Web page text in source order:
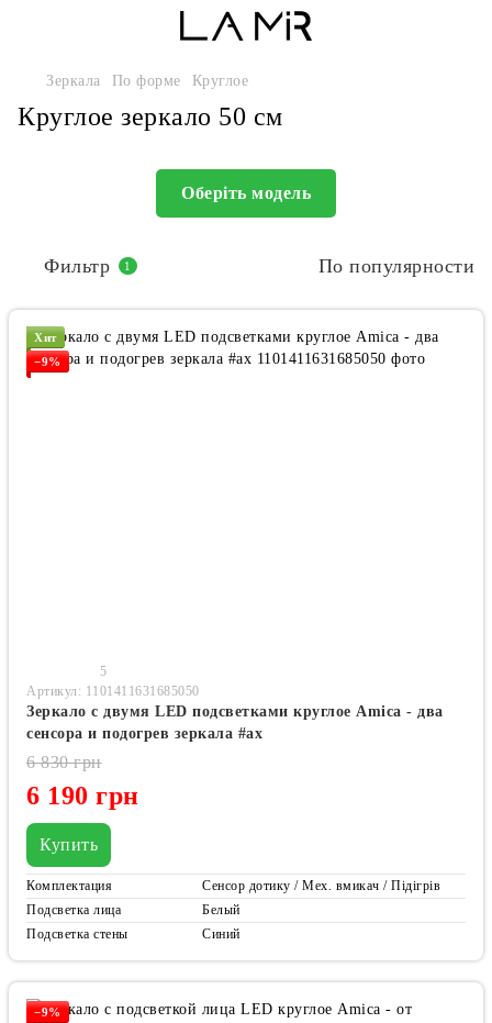
Зеркала По форме Круглое
Круглое зеркало 50 см
Оберіть модель
Фильтр 1 По популярности
Хит
−9%
5
Артикул: 1101411631685050
Зеркало с двумя LED подсветками круглое Amica - два
сенсора и подогрев зеркала #ax
6 190 грн
6 830 грн
Купить
Комплектация
Сенсор дотику / Мех. вмикач / Підігрів
Подсветка лица
Белый
Подсветка стены
Синий
−9%